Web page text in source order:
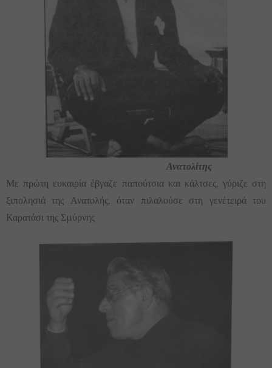
Ανατολίτης
Με πρώτη ευκαιρία έβγαζε παπούτσια και κάλτσες, γύριζε στη
ξιπολησιά της Ανατολής, όταν πιλαλούσε στη γενέτειρά του
Καρατάσι της Σμύρνης